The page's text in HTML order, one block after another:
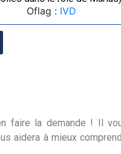
Oflag : IVD
faire la demande ! Il
aidera à mieux